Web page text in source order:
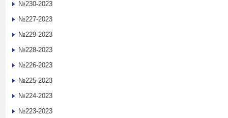
№230-2023
№227-2023
№229-2023
№228-2023
№226-2023
№225-2023
№224-2023
№223-2023